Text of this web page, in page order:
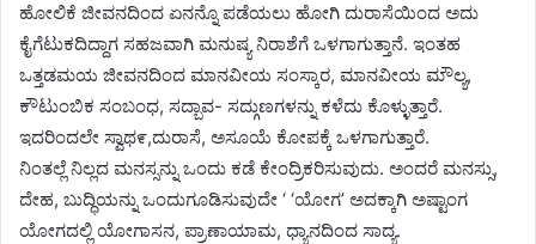
ಹೋಲಿಕೆ ಜೀವನದಿಂದ ಏನನ್ನೊ ಪಡೆಯಲು ಹೋಗಿ ದುರಾಸೆಯಿಂದ ಅದು
ಕೈಗೆಟುಕದಿದ್ದಾಗ ಸಹಜವಾಗಿ ಮನುಷ್ಯ ನಿರಾಶೆಗೆ ಒಳಗಾಗುತ್ತಾನೆ. ಇಂತಹ
ಒತ್ತಡಮಯ ಜೀವನದಿಂದ ಮಾನವೀಯ ಸಂಸ್ಕಾರ, ಮಾನವೀಯ ಮೌಲ್ಯ,
ಕೌಟುಂಬಿಕ ಸಂಬಂಧ, ಸದ್ಬಾವ- ಸದ್ಗುಣಗಳನ್ನು ಕಳೆದು ಕೊಳ್ಳುತ್ತಾರೆ.
ಇದರಿಂದಲೇ ಸ್ವಾಥ೯,ದುರಾಸೆ, ಅಸೂಯೆ ಕೋಪಕ್ಕೆ ಒಳಗಾಗುತ್ತಾರೆ.
ನಿಂತಲ್ಲೆ ನಿಲ್ಲದ ಮನಸ್ಸನ್ನು ಒಂದು ಕಡೆ ಕೇಂದ್ರಿಕರಿಸುವುದು. ಅಂದರೆ ಮನಸ್ಸು,
ದೇಹ, ಬುದ್ಧಿಯನ್ನು ಒಂದುಗೂಡಿಸುವುದೇ ‘ ‘ಯೋಗ’ ಅದಕ್ಕಾಗಿ ಅಷ್ಟಾಂಗ
ಯೋಗದಲ್ಲಿ ಯೋಗಾಸನ, ಪ್ರಾಣಾಯಾಮ, ಧ್ಯಾನದಿಂದ ಸಾದ್ಯ.